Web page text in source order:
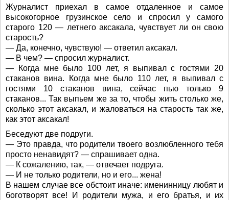
Журналист приехал в самое отдаленное и самое
высокогорное грузинское село и спросил у самого
старого 120 — летнего аксакала, чувствует ли он свою
старость?
— Да, конечно, чувствую! — ответил аксакал.
— В чем? — спросил журналист.
— Когда мне было 100 лет, я выпивал с гостями 20
стаканов вина. Когда мне было 110 лет, я выпивал с
гостями 10 стаканов вина, сейчас пью только 9
стаканов... Так выпьем же за то, чтобы жить столько же,
сколько этот аксакал, и жаловаться на старость так же,
как этот аксакал!
Беседуют две подруги.
— Это правда, что родители твоего возлюбленного тебя
просто ненавидят? — спрашивает одна.
— К сожалению, так, — отвечает подруга.
— И не только родители, но и его... жена!
В нашем случае все обстоит иначе: именинницу любят и
боготворят все! И родители мужа, и его братья, и их